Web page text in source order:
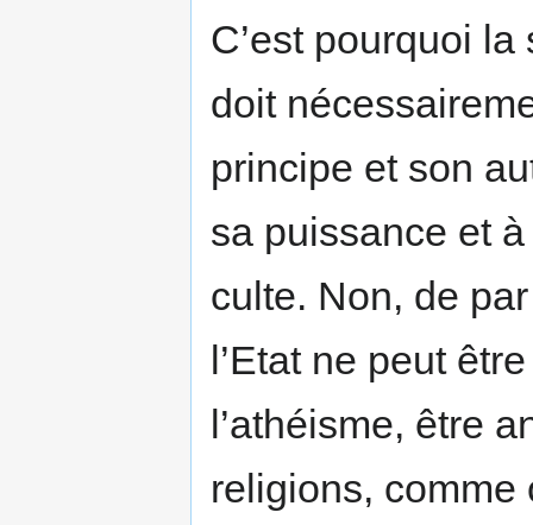
C’est pourquoi
doit
principe et son
sa puissance et
culte. Non, de
l’Etat ne peut
l’athéisme, être
religions, comme